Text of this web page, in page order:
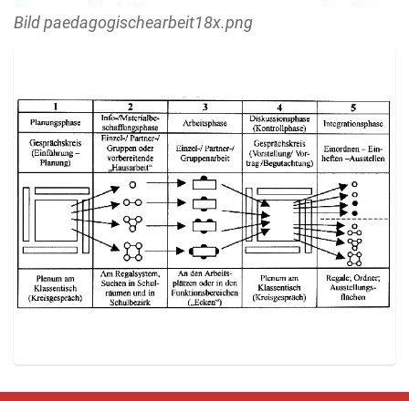
Bild paedagogischearbeit18x.png
e